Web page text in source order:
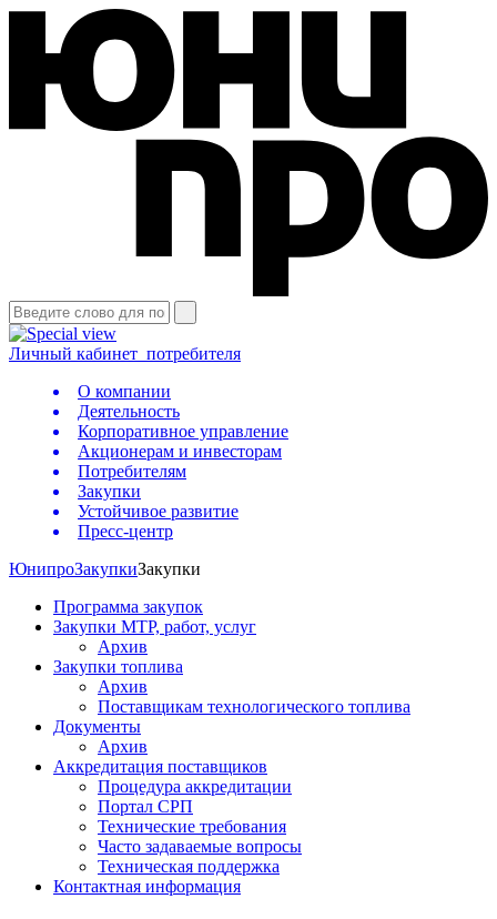
Личный кабинет потребителя
О компании
Деятельность
Корпоративное управление
Акционерам и инвесторам
Потребителям
Закупки
Устойчивое развитие
Пресс-центр
ЮнипроЗакупкиЗакупки
Программа закупок
Закупки МТР, работ, услуг
Архив
Закупки топлива
Архив
Поставщикам технологического топлива
Документы
Архив
Аккредитация поставщиков
Процедура аккредитации
Портал СРП
Технические требования
Часто задаваемые вопросы
Техническая поддержка
Контактная информация